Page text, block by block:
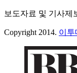
보도자료 및 기사제
Copyright 2014. 이투